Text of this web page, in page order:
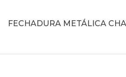
FECHADURA METÁLICA